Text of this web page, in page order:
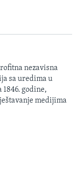
nezavisna
sa uredima u
1846. godine,
medijima